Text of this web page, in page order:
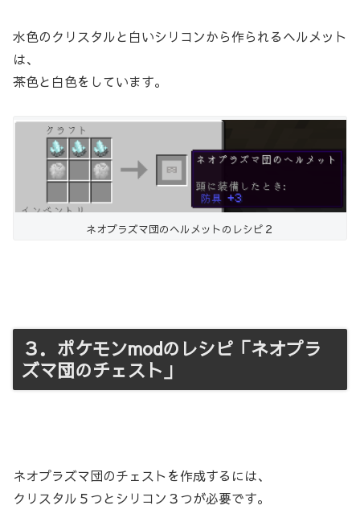
水色のクリスタルと白いシリコンから作られるヘルメット
は、
茶色と白色をしています。
ネオプラズマ団のヘルメットのレシピ２
３．ポケモンmodのレシピ「ネオプラ
ズマ団のチェスト」
ネオプラズマ団のチェストを作成するには、
クリスタル５つとシリコン３つが必要です。